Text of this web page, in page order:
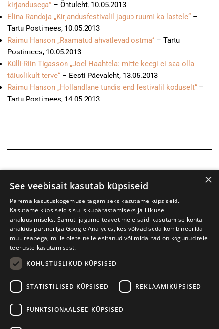
kirjandusega” – Õhtuleht, 10.05.2013
Elina Randoja „Kirjandusfestivalil jagub ruumi ka lastele“ –
Tartu Postimees, 10.05.2013
Raimu Hanson „Raamatud ahvatlevad ostma“ – Tartu
Postimees, 10.05.2013
Külli-Riin Tigasson „Joel Haahtela: mitte keegi ei saa olla
täiuslikult terve“ – Eesti Päevaleht, 13.05.2013
Raimu Hanson „Hollandlane tundis end festivalil koduselt“ –
Tartu Postimees, 14.05.2013
Prima Vista kirjandusfestival
+372 56906836
×
See veebisait kasutab küpsiseid
Parema kasutuskogemuse tagamiseks kasutame küpsiseid.
Kasutame küpsiseid sisu isikupärastamiseks ja liikluse
analüüsimiseks. Samuti jagame teavet meie saidi kasutamise kohta
analüüsipartneriga Google Analytics, kes võivad seda kombineerida
muu teabega, mille olete neile esitanud või mida nad on kogunud teie
teenuste kasutamisest.
KOHUSTUSLIKUD KÜPSISED
STATISTILISED KÜPSISED REKLAAMIKÜPSISED
FUNKTSIONAALSED KÜPSISED